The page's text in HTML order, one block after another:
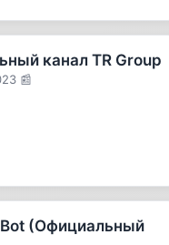
канал TR Group
📰
(Официальный